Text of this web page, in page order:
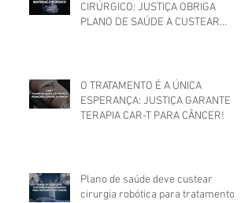
CIRÚRGICO: JUSTIÇA OBRIGA
PLANO DE SAÚDE A CUSTEAR
O TRATAMENTO É A ÚNICA
ESPERANÇA: JUSTIÇA GARANTE
TERAPIA CAR-T PARA CÂNCER!
Plano de saúde deve custear
cirurgia robótica para tratamento